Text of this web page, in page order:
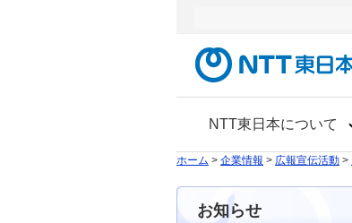
NTT東日本について
ホーム > 企業情報 > 広報宣伝活動 >
お知らせ